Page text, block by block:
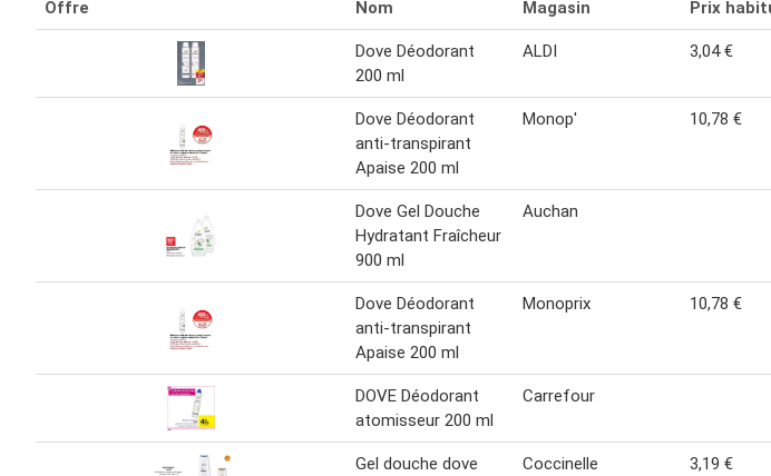
Offre Nom Magasin Prix
Dove Déodorant
200 ml
ALDI 3,04 €
Dove Déodorant
anti-transpirant
Apaise 200 ml
Monop' 10,78 €
Dove Gel Douche
Hydratant Fraîcheur
900 ml
Auchan
Dove Déodorant
anti-transpirant
Apaise 200 ml
Monoprix 10,78 €
DOVE Déodorant
atomisseur 200 ml
Carrefour
Gel douche dove
Coccinelle
3,19 €